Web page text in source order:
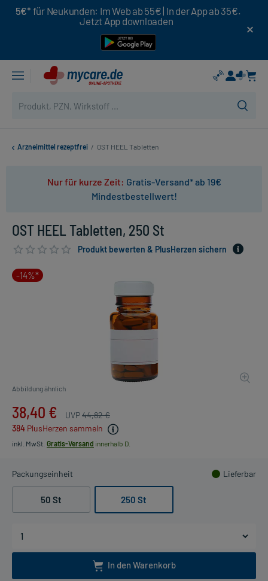
5€* für Neukunden: Im Web ab 55€ | In der App ab 35€.
Jetzt App downloaden
Arzneimittel rezeptfrei / OST HEEL Tabletten
Nur für kurze Zeit: Gratis-Versand* ab 19€
Mindestbestellwert!
OST HEEL Tabletten, 250 St
Produkt bewerten & PlusHerzen sichern
-14%*
Abbildung ähnlich
38,40 € UVP44,82 €
384 PlusHerzen sammeln
inkl. MwSt. Gratis-Versand innerhalb D.
Packungseinheit Lieferbar
50 St 250 St
In den Warenkorb